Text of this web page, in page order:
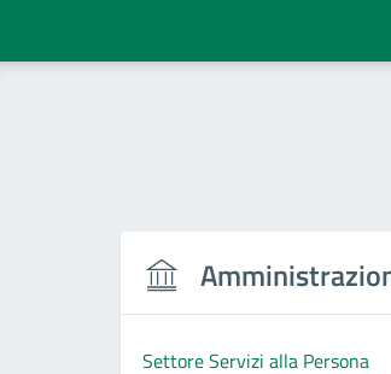
Settore Servizi alla Persona